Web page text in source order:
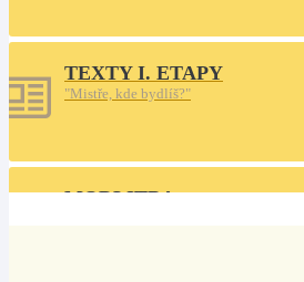
TEXTY I. ETAPY
"Mistře, kde bydlíš?"
MODLITBA